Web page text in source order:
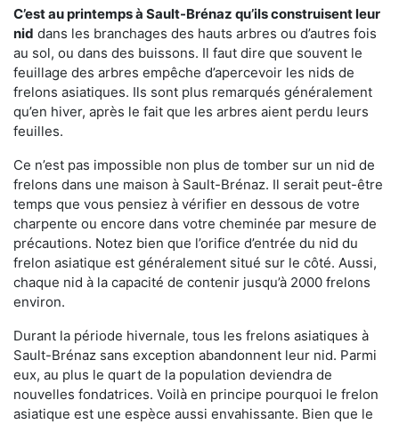
C’est au printemps à Sault-Brénaz qu’ils construisent leur
nid dans les branchages des hauts arbres ou d’autres fois
au sol, ou dans des buissons. Il faut dire que souvent le
feuillage des arbres empêche d’apercevoir les nids de
frelons asiatiques. Ils sont plus remarqués généralement
qu’en hiver, après le fait que les arbres aient perdu leurs
feuilles.
Ce n’est pas impossible non plus de tomber sur un nid de
frelons dans une maison à Sault-Brénaz. Il serait peut-être
temps que vous pensiez à vérifier en dessous de votre
charpente ou encore dans votre cheminée par mesure de
précautions. Notez bien que l’orifice d’entrée du nid du
frelon asiatique est généralement situé sur le côté. Aussi,
chaque nid à la capacité de contenir jusqu’à 2000 frelons
environ.
Durant la période hivernale, tous les frelons asiatiques à
Sault-Brénaz sans exception abandonnent leur nid. Parmi
eux, au plus le quart de la population deviendra de
nouvelles fondatrices. Voilà en principe pourquoi le frelon
asiatique est une espèce aussi envahissante. Bien que le